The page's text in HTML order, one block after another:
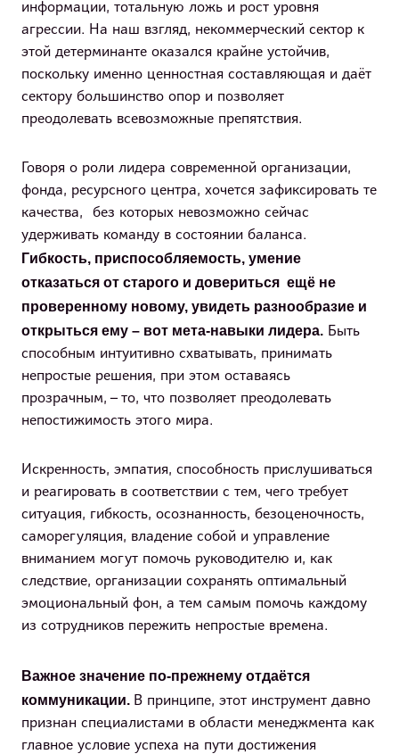
информации, тотальную ложь и рост уровня
агрессии. На наш взгляд, некоммерческий сектор к
этой детерминанте оказался крайне устойчив,
поскольку именно ценностная составляющая и даёт
сектору большинство опор и позволяет
преодолевать всевозможные препятствия.
Говоря о роли лидера современной организации,
фонда, ресурсного центра, хочется зафиксировать те
качества, без которых невозможно сейчас
удерживать команду в состоянии баланса.
Гибкость, приспособляемость, умение
отказаться от старого и довериться ещё не
проверенному новому, увидеть разнообразие и
открыться ему – вот мета-навыки лидера. Быть
способным интуитивно схватывать, принимать
непростые решения, при этом оставаясь
прозрачным, – то, что позволяет преодолевать
непостижимость этого мира.
Искренность, эмпатия, способность прислушиваться
и реагировать в соответствии с тем, чего требует
ситуация, гибкость, осознанность, безоценочность,
саморегуляция, владение собой и управление
вниманием могут помочь руководителю и, как
следствие, организации сохранять оптимальный
эмоциональный фон, а тем самым помочь каждому
из сотрудников пережить непростые времена.
Важное значение по-прежнему отдаётся
коммуникации. В принципе, этот инструмент давно
признан специалистами в области менеджмента как
главное условие успеха на пути достижения